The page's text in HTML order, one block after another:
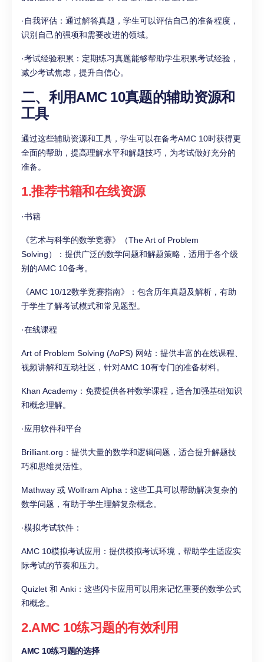
·自我评估：通过解答真题，学生可以评估自己的准备程度，
识别自己的强项和需要改进的领域。
·考试经验积累：定期练习真题能够帮助学生积累考试经验，
减少考试焦虑，提升自信心。
二、利用AMC 10真题的辅助资源和
工具
通过这些辅助资源和工具，学生可以在备考AMC 10时获得更
全面的帮助，提高理解水平和解题技巧，为考试做好充分的
准备。
1.推荐书籍和在线资源
·书籍
《艺术与科学的数学竞赛》（The Art of Problem
Solving）：提供广泛的数学问题和解题策略，适用于各个级
别的AMC 10备考。
《AMC 10/12数学竞赛指南》：包含历年真题及解析，有助
于学生了解考试模式和常见题型。
·在线课程
Art of Problem Solving (AoPS) 网站：提供丰富的在线课程、
视频讲解和互动社区，针对AMC 10有专门的准备材料。
Khan Academy：免费提供各种数学课程，适合加强基础知识
和概念理解。
·应用软件和平台
Brilliant.org：提供大量的数学和逻辑问题，适合提升解题技
巧和思维灵活性。
Mathway 或 Wolfram Alpha：这些工具可以帮助解决复杂的
数学问题，有助于学生理解复杂概念。
·模拟考试软件：
AMC 10模拟考试应用：提供模拟考试环境，帮助学生适应实
际考试的节奏和压力。
Quizlet 和 Anki：这些闪卡应用可以用来记忆重要的数学公式
和概念。
2.AMC 10练习题的有效利用
AMC 10练习题的选择